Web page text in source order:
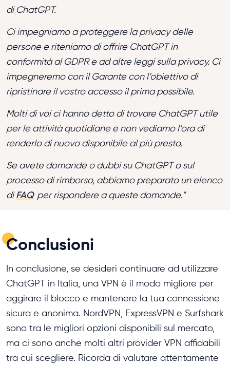
di ChatGPT.
Ci impegniamo a proteggere la privacy delle
persone e riteniamo di offrire ChatGPT in
conformità al GDPR e ad altre leggi sulla privacy. Ci
impegneremo con il Garante con l’obiettivo di
ripristinare il vostro accesso il prima possibile.
Molti di voi ci hanno detto di trovare ChatGPT utile
per le attività quotidiane e non vediamo l’ora di
renderlo di nuovo disponibile al più presto.
Se avete domande o dubbi su ChatGPT o sul
processo di rimborso, abbiamo preparato un elenco
diFAQ per rispondere a queste domande."
Conclusioni
In conclusione, se desideri continuare ad utilizzare
ChatGPT in Italia, una VPN è il modo migliore per
aggirare il blocco e mantenere la tua connessione
sicura e anonima. NordVPN, ExpressVPN e Surfshark
sono tra le migliori opzioni disponibili sul mercato,
ma ci sono anche molti altri provider VPN affidabili
tra cui scegliere. Ricorda di valutare attentamente